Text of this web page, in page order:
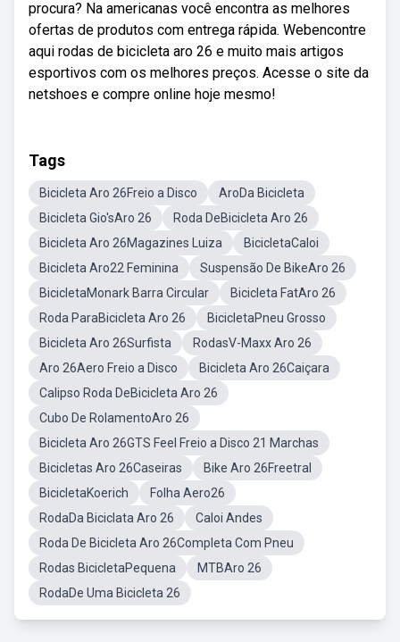
procura? Na americanas você encontra as melhores
ofertas de produtos com entrega rápida. Webencontre
aqui rodas de bicicleta aro 26 e muito mais artigos
esportivos com os melhores preços. Acesse o site da
netshoes e compre online hoje mesmo!
Tags
Bicicleta Aro 26Freio a Disco
AroDa Bicicleta
Bicicleta Gio'sAro 26
Roda DeBicicleta Aro 26
Bicicleta Aro 26Magazines Luiza
BicicletaCaloi
Bicicleta Aro22 Feminina
Suspensão De BikeAro 26
BicicletaMonark Barra Circular
Bicicleta FatAro 26
Roda ParaBicicleta Aro 26
BicicletaPneu Grosso
Bicicleta Aro 26Surfista
RodasV-Maxx Aro 26
Aro 26Aero Freio a Disco
Bicicleta Aro 26Caiçara
Calipso Roda DeBicicleta Aro 26
Cubo De RolamentoAro 26
Bicicleta Aro 26GTS Feel Freio a Disco 21 Marchas
Bicicletas Aro 26Caseiras
Bike Aro 26Freetral
BicicletaKoerich
Folha Aero26
RodaDa Biciclata Aro 26
Caloi Andes
Roda De Bicicleta Aro 26Completa Com Pneu
Rodas BicicletaPequena
MTBAro 26
RodaDe Uma Bicicleta 26